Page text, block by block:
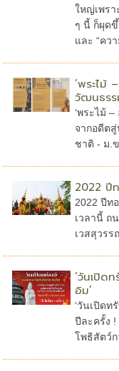
ใหญ่เพรา
ๆ นี้ ก็ผุด
และ “ควา
‘พระไม้
วัฒนธร
‘พระไม้
จากอดีต
ชาติ - ม.ข
2022 ปีท
2022 ปีท
เวลานี้ ถ
เวสสุวรร
‘วันเปิด
อิม’
‘วันเปิดท
ปีละครั้ง !
โพธิสัตว์ก